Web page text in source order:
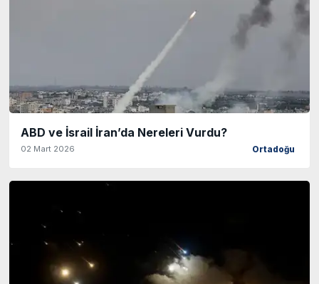
ABD ve İsrail İran’da Nereleri Vurdu?
02 Mart 2026 Ortadoğu